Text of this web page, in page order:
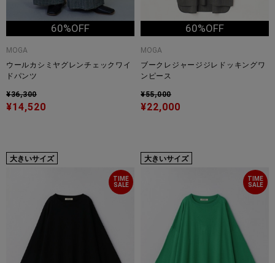
60%OFF
MOGA
ウールカシミヤグレンチェックワイ
ドパンツ
¥36,300
¥14,520
60%OFF
MOGA
ブークレジャージジレドッキングワ
ンピース
¥55,000
¥22,000
大きいサイズ
TIME
SALE
大きいサイズ
TIME
SALE